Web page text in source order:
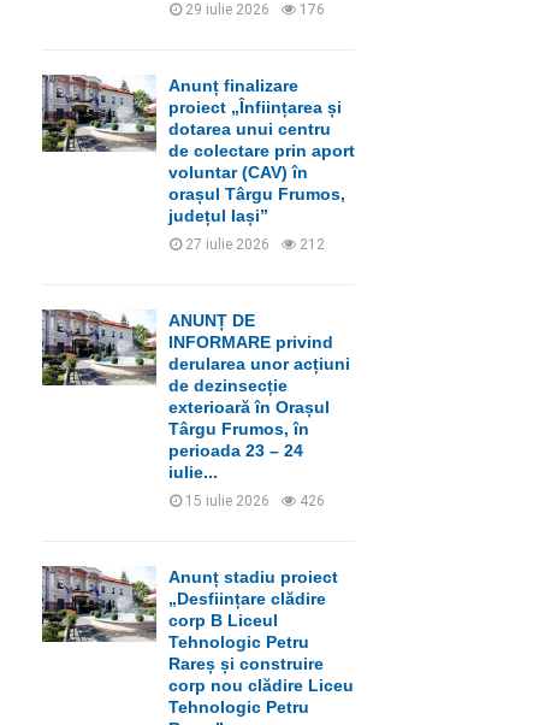
29 iulie 2026 176
Anunț finalizare
proiect „Înființarea și
dotarea unui centru
de colectare prin aport
voluntar (CAV) în
orașul Târgu Frumos,
județul Iași”
27 iulie 2026 212
ANUNȚ DE
INFORMARE privind
derularea unor acțiuni
de dezinsecție
exterioară în Orașul
Târgu Frumos, în
perioada 23 – 24
iulie...
15 iulie 2026 426
Anunț stadiu proiect
„Desființare clădire
corp B Liceul
Tehnologic Petru
Rareș și construire
corp nou clădire Liceu
Tehnologic Petru